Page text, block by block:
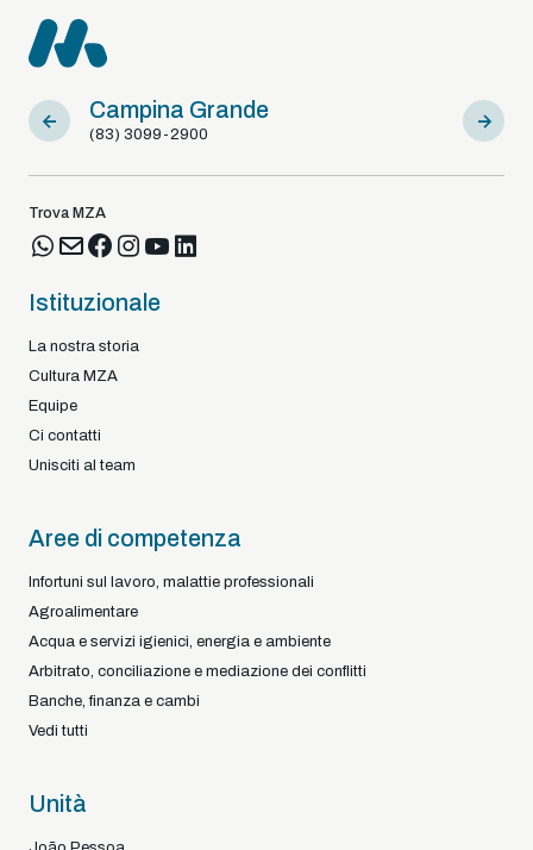
Campina Grande
(83) 3099-2900
Sousa
(83)
Trova MZA
Istituzionale
La nostra storia
Cultura MZA
Equipe
Ci contatti
Unisciti al team
Aree di competenza
Infortuni sul lavoro, malattie professionali
Agroalimentare
Acqua e servizi igienici, energia e ambiente
Arbitrato, conciliazione e mediazione dei conflitti
Banche, finanza e cambi
Vedi tutti
Unità